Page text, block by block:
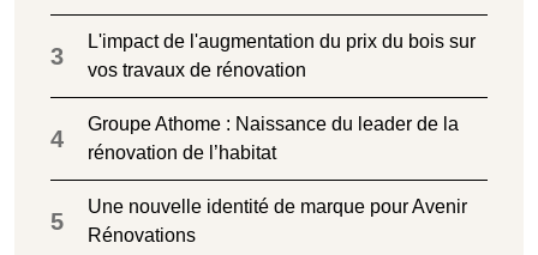
3
L'impact de l'augmentation du prix du bois sur
vos travaux de rénovation
4
Groupe Athome : Naissance du leader de la
rénovation de l’habitat
5
Une nouvelle identité de marque pour Avenir
Rénovations